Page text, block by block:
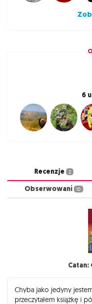
6
Recenzje 2
Obserwowani 10
Catan:
Chyba jako jedyny
przeczytałem książkę i